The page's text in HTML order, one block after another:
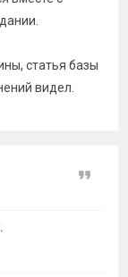
статья базы
видел.
Цитата